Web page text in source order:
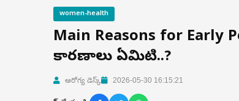
women-health
Main Reasons for
కారణాలు ఏమిటి..?
ఆరోగ్య డెస్క్ 2026-05-30 16:15:21